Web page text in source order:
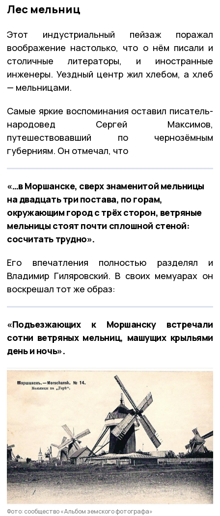
Лес мельниц
Этот индустриальный пейзаж поражал
воображение настолько, что о нём писали и
столичные литераторы, и иностранные
инженеры. Уездный центр жил хлебом, а хлеб
— мельницами.
Самые яркие воспоминания оставил писатель-
народовед Сергей Максимов,
путешествовавший по чернозёмным
губерниям. Он отмечал, что
«…в Моршанске, сверх знаменитой мельницы
на двадцать три постава, по горам,
окружающим город с трёх сторон, ветряные
мельницы стоят почти сплошной стеной:
сосчитать трудно».
Его впечатления полностью разделял и
Владимир Гиляровский. В своих мемуарах он
воскрешал тот же образ:
«Подъезжающих к Моршанску встречали
сотни ветряных мельниц, машущих крыльями
день и ночь».
Фото: сообщество «Альбом земского фотографа»